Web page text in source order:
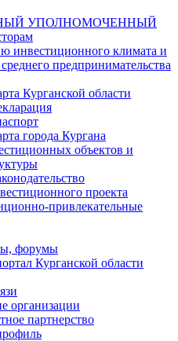
УПОЛНОМОЧЕННЫЙ
инвестиционного климата и
предпринимательства
Курганской области
города Кургана
объектов и
проекта
привлекательные
форумы
Курганской области
организации
партнерство